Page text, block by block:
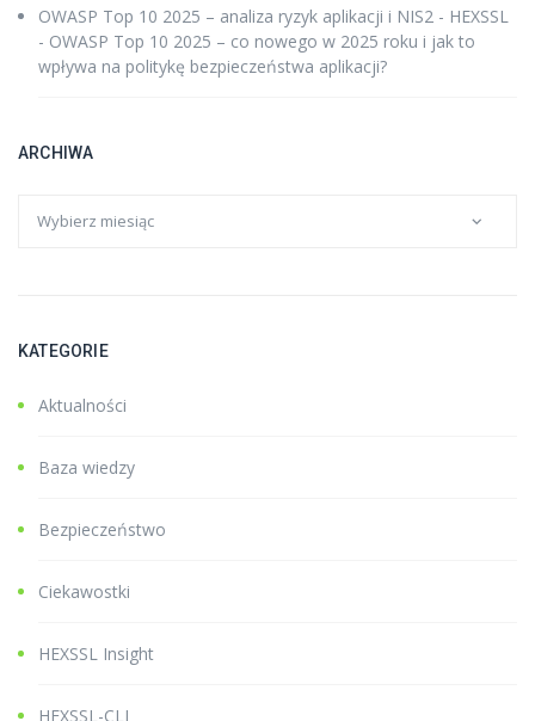
OWASP Top 10 2025 – analiza ryzyk aplikacji i NIS2 - HEXSSL
- OWASP Top 10 2025 – co nowego w 2025 roku i jak to
wpływa na politykę bezpieczeństwa aplikacji?
ARCHIWA
KATEGORIE
Aktualności
Baza wiedzy
Bezpieczeństwo
Ciekawostki
HEXSSL Insight
HEXSSL-CLI